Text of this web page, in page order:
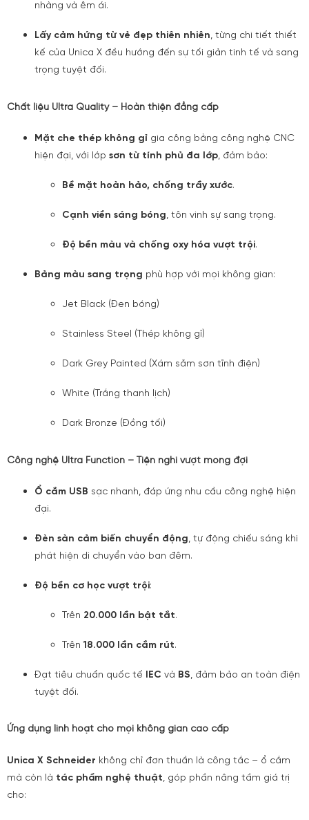
nhàng và êm ái.
Lấy cảm hứng từ vẻ đẹp thiên nhiên, từng chi tiết thiết
kế của Unica X đều hướng đến sự tối giản tinh tế và sang
trọng tuyệt đối.
Chất liệu Ultra Quality – Hoàn thiện đẳng cấp
Mặt che thép không gỉ gia công bằng công nghệ CNC
hiện đại, với lớp sơn từ tính phủ đa lớp, đảm bảo:
Bề mặt hoàn hảo, chống trầy xước.
Cạnh viền sáng bóng, tôn vinh sự sang trọng.
Độ bền màu và chống oxy hóa vượt trội.
Bảng màu sang trọng phù hợp với mọi không gian:
Jet Black (Đen bóng)
Stainless Steel (Thép không gỉ)
Dark Grey Painted (Xám sẫm sơn tĩnh điện)
White (Trắng thanh lịch)
Dark Bronze (Đồng tối)
Công nghệ Ultra Function – Tiện nghi vượt mong đợi
Ổ cắm USB sạc nhanh, đáp ứng nhu cầu công nghệ hiện
đại.
Đèn sàn cảm biến chuyển động, tự động chiếu sáng khi
phát hiện di chuyển vào ban đêm.
Độ bền cơ học vượt trội:
Trên 20.000 lần bật tắt.
Trên18.000 lần cắm rút.
Đạt tiêu chuẩn quốc tế IEC và BS, đảm bảo an toàn điện
tuyệt đối.
Ứng dụng linh hoạt cho mọi không gian cao cấp
Unica X Schneider không chỉ đơn thuần là công tắc – ổ cắm
mà còn là tác phẩm nghệ thuật, góp phần nâng tầm giá trị
cho: